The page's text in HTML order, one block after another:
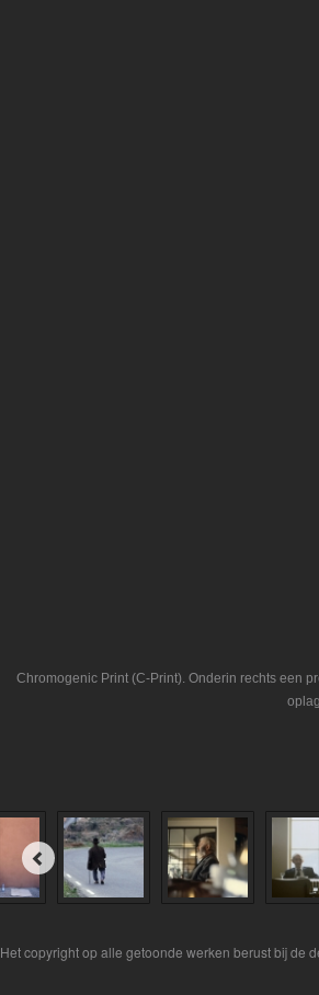
Chromogenic Print (C-Print). Onderin rechts een
Het copyright op alle getoonde werken berust bij de